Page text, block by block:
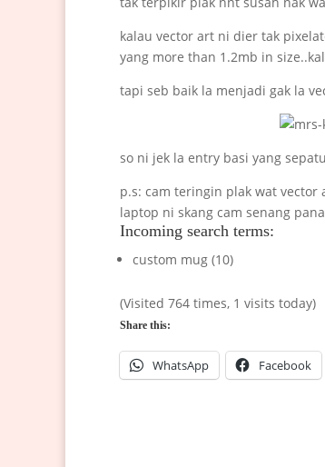
kalau vector art ni dier tak
yang more than 1.2mb in
tapi seb baik la menjadi gak la
so ni jek la entry basi yang
p.s: cam teringin plak wat vector
laptop ni skang cam senang
Incoming search terms:
custom mug (10)
(Visited 764 times, 1 visits today)
Share this:
WhatsApp Facebook